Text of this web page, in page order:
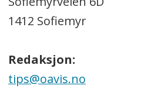
1412 Sofiemyr
Redaksjon:
tips@oavis.no